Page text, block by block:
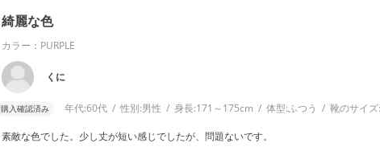
綺麗な色
カラー：PURPLE
くに
購入確認済み 年代:60代 性別:男性 身長:171～175cm 体型:ふつう 靴のサイズ:
素敵な色でした。少し丈が短い感じでしたが、問題ないです。